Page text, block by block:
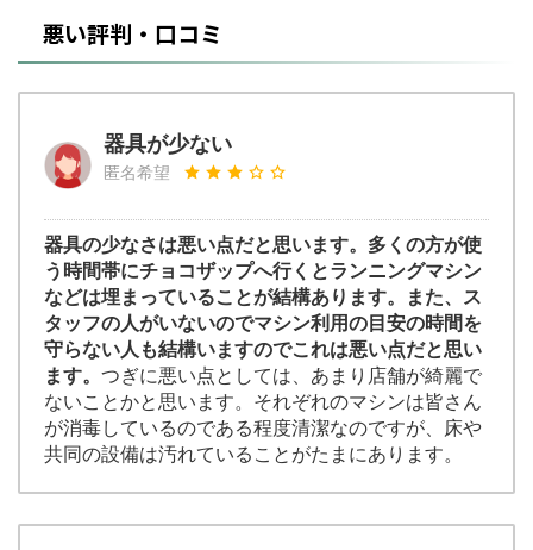
悪い評判・口コミ
器具が少ない
匿名希望
器具の少なさは悪い点だと思います。多くの方が使
う時間帯にチョコザップへ行くとランニングマシン
などは埋まっていることが結構あります。また、ス
タッフの人がいないのでマシン利用の目安の時間を
守らない人も結構いますのでこれは悪い点だと思い
ます。 つぎに悪い点としては、あまり店舗が綺麗で
ないことかと思います。それぞれのマシンは皆さん
が消毒しているのである程度清潔なのですが、床や
共同の設備は汚れていることがたまにあります。